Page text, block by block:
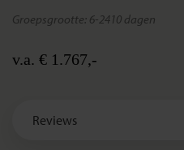
v.a. € 1.767,-
groepsgrootte: 6-24 10 dagen